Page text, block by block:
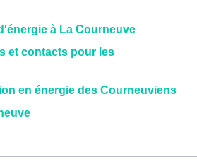
à La Courneuve
et contacts pour les
en énergie des Courneuviens